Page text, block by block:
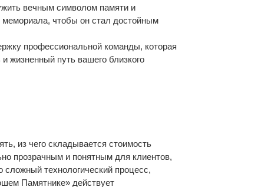
вечным символом памяти и
чтобы он стал достойным
профессиональной команды, которая
жизненный путь вашего близкого
из чего складывается стоимость
прозрачным и понятным для клиентов,
технологический процесс,
Памятнике» действует